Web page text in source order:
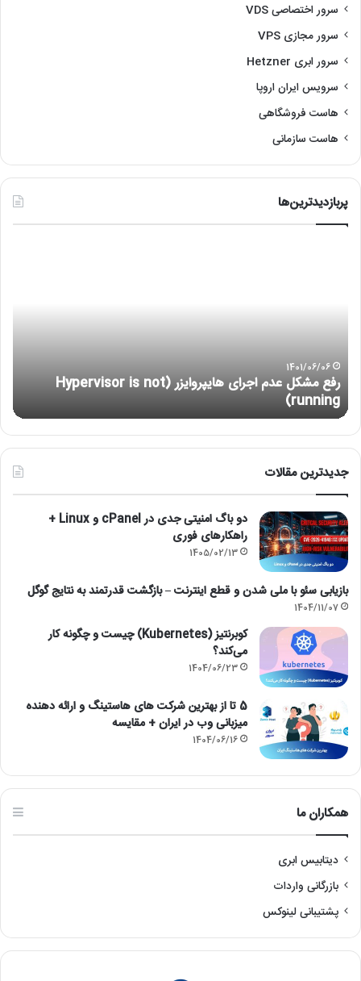
سرور اختصاصی VDS
سرور مجازی VPS
سرور ابری Hetzner
سرویس ایران اروپا
هاست فروشگاهی
هاست سازمانی
پربازدیدترین‌ها
not
running)
1401/06/06
رفع مشکل عدم اجرای هایپروایزر (Hypervisor is not
running)
جدیدترین مقالات
دو باگ امنیتی جدی در cPanel و Linux +
راهکارهای فوری
1405/02/13
بازیابی سئو با ملی شدن و قطع اینترنت – بازگشت قدرتمند به نتایج گوگل
1404/11/07
کوبرنتیز (Kubernetes) چیست و چگونه کار
می‌کند؟
1404/06/23
5 تا از بهترین شرکت های هاستینگ و ارائه دهنده
میزبانی وب در ایران + مقایسه
1404/06/16
همکاران ما
دیتابیس ابری
بازرگانی واردات
پشتیبانی لینوکس